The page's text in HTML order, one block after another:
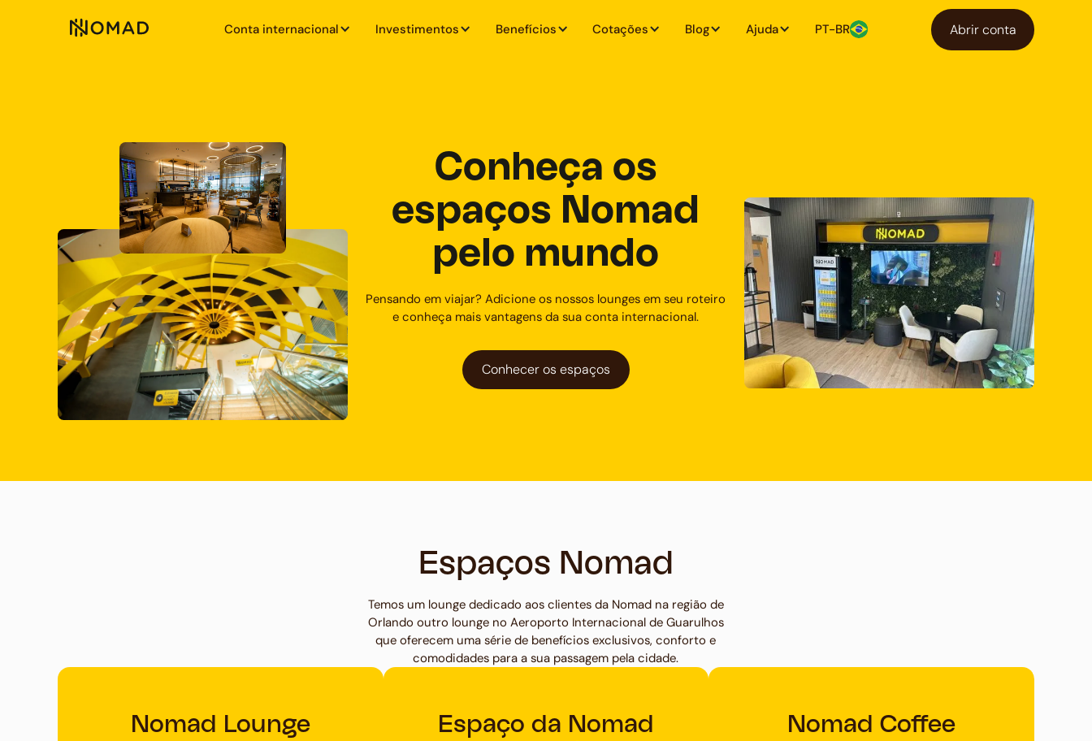
Conta internacional Investimentos Benefícios Cotações Blog Ajuda PT-BR Abrir conta
Conheça os
espaços Nomad
pelo mundo
Pensando em viajar? Adicione os nossos lounges em seu roteiro
e conheça mais vantagens da sua conta internacional.
Conhecer os espaços
Espaços Nomad
Temos um lounge dedicado aos clientes da Nomad na região de
Orlando outro lounge no Aeroporto Internacional de Guarulhos
que oferecem uma série de benefícios exclusivos, conforto e
comodidades para a sua passagem pela cidade.
Nomad Lounge
Espaço da Nomad
Nomad Coffee